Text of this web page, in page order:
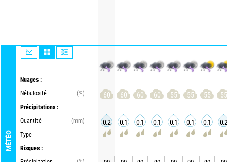
MÉTÉO
Nuages :
Nébulosité
(%)
Précipitations :
Quantité
(mm)
Type
Risques :
60 60 60 60 55 55 55 55
0.2 0.1 0.1 0.1 0.1 0.1 0.1